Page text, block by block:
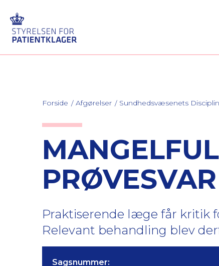
Forside Afgørelser Sundhedsvæsenets
PRØVESVAR
Praktiserende læge får kritik
Relevant behandling blev
Sagsnummer: